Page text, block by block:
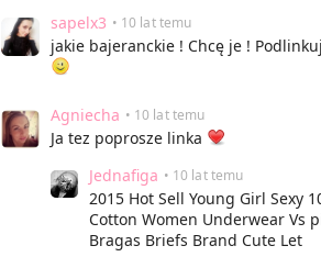
sapelx3 • 10 lat temu
jakie bajeranckie ! Chcę je !
Agniecha • 10 lat temu
Ja tez poprosze linka
Jednafiga • 10 lat temu
2015 Hot Sell Young Girl Sexy
Cotton Women Underwear Vs
Bragas Briefs Brand Cute Let